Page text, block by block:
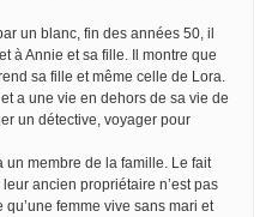
un blanc, fin des années 50, il
à Annie et sa fille. Il montre que
sa fille et même celle de Lora.
a une vie en dehors de sa vie de
un détective, voyager pour
un membre de la famille. Le fait
ancien propriétaire n’est pas
femme vive sans mari et